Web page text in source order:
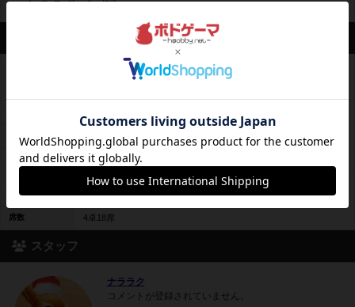
2026年2月8日 7時07分の投稿
平均200〜500円前後
14時00分～19時00分
定休日 不定休
週2回ほどで不定期でオープンしています。ホームページにて営業
日を案内しております。
席数 4卓18席
スタッフ
ナララク
コメントが登録されていません。